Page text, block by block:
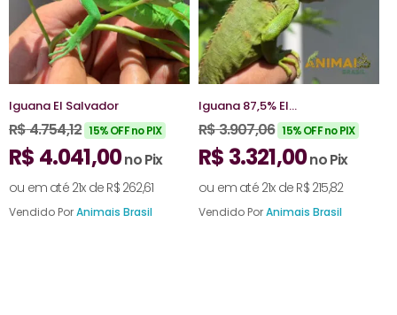
Iguana El Salvador
R$4.754,12 15% OFF no PIX
R$ 4.041,00no Pix
ou em até 21x de R$262,61
Vendido PorAnimais Brasil
Iguana 87,5% El
Salvador x Amazônica
R$3.907,06 15% OFF no PIX
R$ 3.321,00no Pix
ou em até 21x de R$215,82
Vendido PorAnimais Brasil